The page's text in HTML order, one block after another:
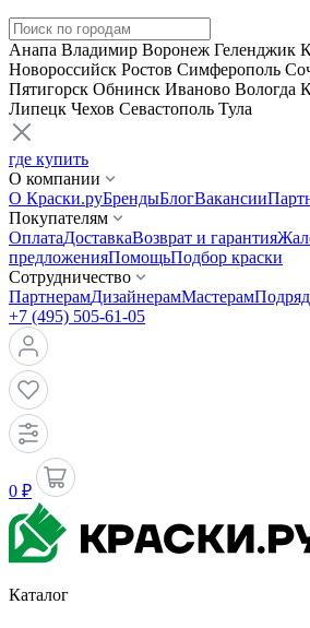
Анапа Владимир Воронеж Геленджик
Новороссийск Ростов Симферополь
Пятигорск Обнинск Иваново Вологда
Липецк Чехов Севастополь Тула
где купить
О компании
О Краски.руБрендыБлогВакансии
Покупателям
ОплатаДоставкаВозврат и гарантия
предложенияПомощьПодбор краски
Сотрудничество
ПартнерамДизайнерамМастерам
+7 (495) 505-61-05
0 ₽
Каталог